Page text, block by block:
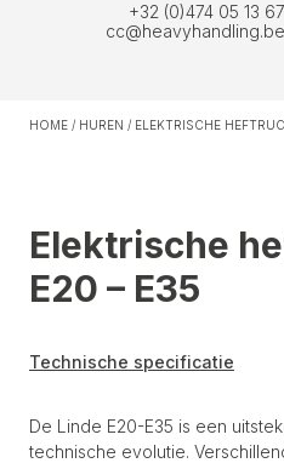
+32 (0)474 05 13 67
cc@heavyhandling.be
HOME / HUREN / ELEKTRISCHE
Elektrische
E20 – E35
Technische specificatie
De Linde E20-E35 is een
technische evolutie.